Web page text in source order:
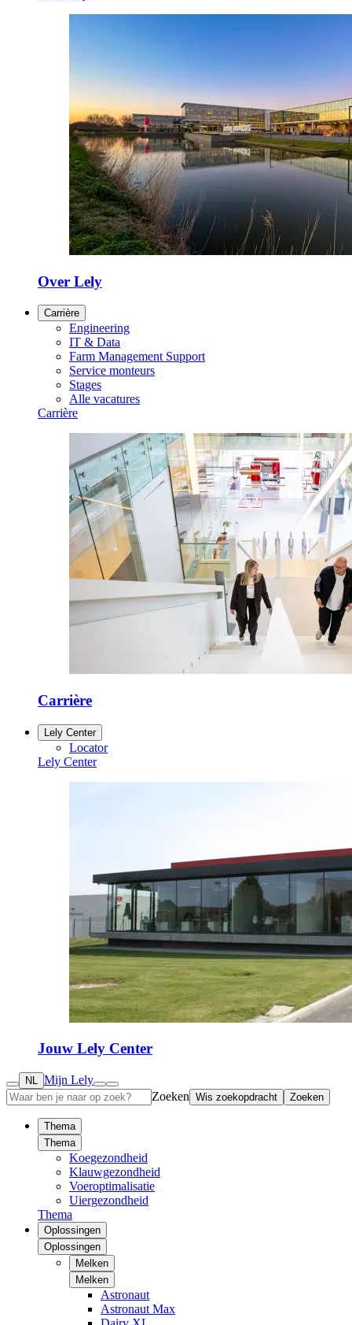
Over Lely
Carrière
Engineering
IT & Data
Farm Management Support
Service monteurs
Stages
Alle vacatures
Carrière
Carrière
Lely Center
Locator
Lely Center
Jouw Lely Center
NL Mijn Lely
Zoeken Wis zoekopdracht Zoeken
Thema
Thema
Koegezondheid
Klauwgezondheid
Voeroptimalisatie
Uiergezondheid
Thema
Oplossingen
Oplossingen
Melken
Melken
Astronaut
Astronaut Max